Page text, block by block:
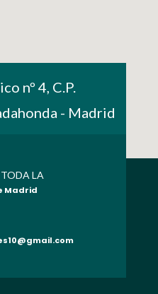
nº 4, C.P.
- Madrid
LA
Madrid